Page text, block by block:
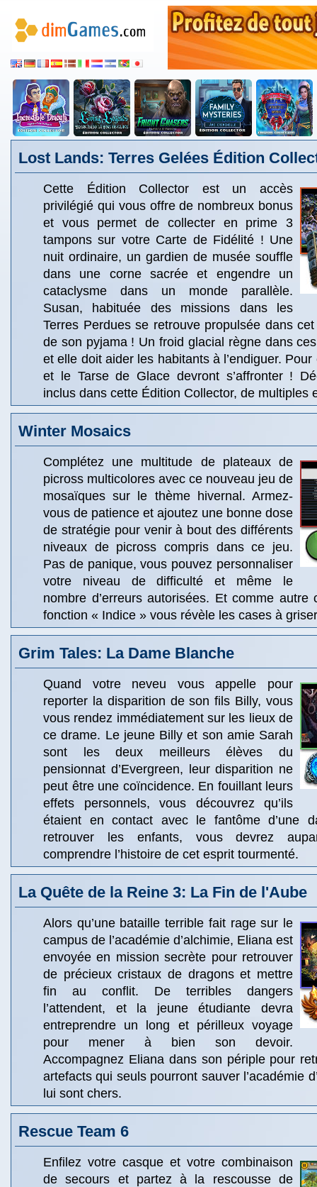
Lost Lands: Terres Gelées Édition
Cette Édition Collector est un accès
privilégié qui vous offre de nombreux bonus
et vous permet de collecter en prime 3
tampons sur votre Carte de Fidélité ! Une
nuit ordinaire, un gardien de musée souffle
dans une corne sacrée et engendre un
cataclysme dans un monde parallèle.
Susan, habituée des missions dans les
Terres Perdues se retrouve propulsée dans
de son pyjama ! Un froid glacial règne dans
et elle doit aider les habitants à l’endiguer.
et le Tarse de Glace devront s’affronter !
inclus dans cette Édition Collector, de multiples
Winter Mosaics
Complétez une multitude de plateaux de
picross multicolores avec ce nouveau jeu de
mosaïques sur le thème hivernal. Armez-
vous de patience et ajoutez une bonne dose
de stratégie pour venir à bout des différents
niveaux de picross compris dans ce jeu.
Pas de panique, vous pouvez personnaliser
votre niveau de difficulté et même le
nombre d’erreurs autorisées. Et comme
fonction « Indice » vous révèle les cases à
Grim Tales: La Dame Blanche
Quand votre neveu vous appelle pour
reporter la disparition de son fils Billy, vous
vous rendez immédiatement sur les lieux de
ce drame. Le jeune Billy et son amie Sarah
sont les deux meilleurs élèves du
pensionnat d’Evergreen, leur disparition ne
peut être une coïncidence. En fouillant leurs
effets personnels, vous découvrez qu’ils
étaient en contact avec le fantôme d’une
retrouver les enfants, vous devrez
comprendre l’histoire de cet esprit tourmenté.
La Quête de la Reine 3: La Fin de l'Aube
Alors qu’une bataille terrible fait rage sur le
campus de l’académie d’alchimie, Eliana est
envoyée en mission secrète pour retrouver
de précieux cristaux de dragons et mettre
fin au conflit. De terribles dangers
l’attendent, et la jeune étudiante devra
entreprendre un long et périlleux voyage
pour mener à bien son devoir.
Accompagnez Eliana dans son périple pour
artefacts qui seuls pourront sauver l’académie
lui sont chers.
Rescue Team 6
Enfilez votre casque et votre combinaison
de secours et partez à la rescousse de